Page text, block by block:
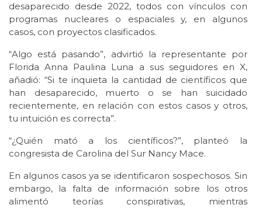
desaparecido desde 2022, todos con vínculos con
programas nucleares o espaciales y, en algunos
casos, con proyectos clasificados.
“Algo está pasando”, advirtió la representante por
Florida Anna Paulina Luna a sus seguidores en X,
añadió: “Si te inquieta la cantidad de científicos que
han desaparecido, muerto o se han suicidado
recientemente, en relación con estos casos y otros,
tu intuición es correcta”.
“¿Quién mató a los científicos?”, planteó la
congresista de Carolina del Sur Nancy Mace.
En algunos casos ya se identificaron sospechosos. Sin
embargo, la falta de información sobre los otros
alimentó teorías conspirativas, mientras